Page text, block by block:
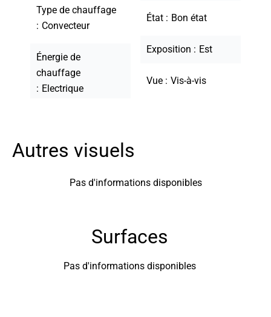
Type de chauffage
Convecteur
Énergie de
chauffage
Electrique
État Bon état
Exposition Est
Vue Vis-à-vis
Autres visuels
Pas d'informations disponibles
Surfaces
Pas d'informations disponibles